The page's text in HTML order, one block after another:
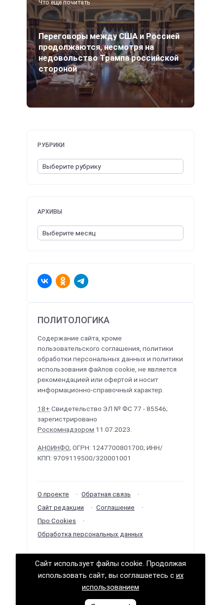
Что еще почитать
Переговоры между США и Россией
продолжаются, несмотря на
недовольство Трампа российской
стороной
ПОЛИТОЛОГИКА
Содержание сайта, кроме
пользовательского соглашения, политики
обработки персональных данных и политики
использования файлов cookie, не является
рекомендацией или офертой и носит
информационно-справочный характер.
18+ Свидетельство ЭЛ № ФС 77 - 85546;
зарегистрировано
Роскомнадзором 11.07.2023.
АНОИНФО; ОГРН: 1247700801700; ИНН/
КПП: 9709119500/320001001
О проекте
Обратная связь
Сайт редакции
Соглашение
Про Cookies
Обработка персональных данных
РУБРИКИ
АРХИВЫ
Политологика ©2026 · Сделано вРунетЛаб –
Сайт использует файлы cookie. Продолжая
использовать сайт, вы соглашаетесь с их
использованием